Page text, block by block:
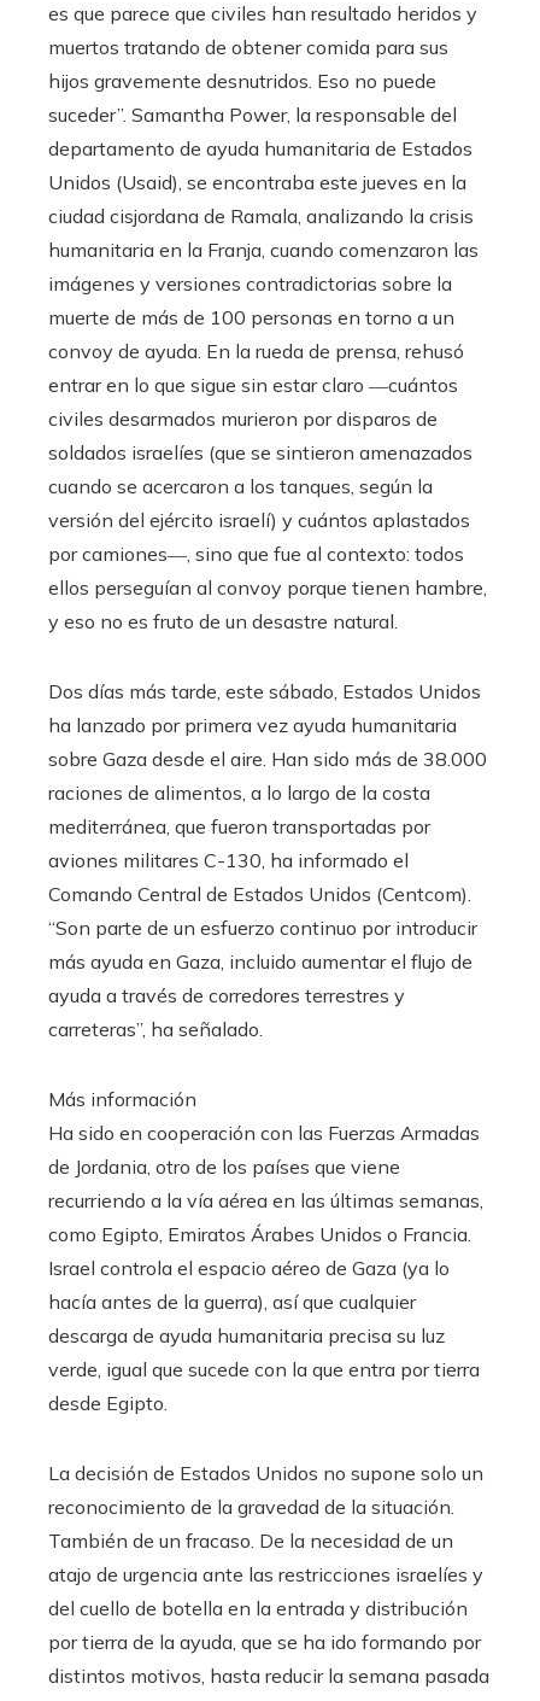
es que parece que civiles han resultado heridos y
muertos tratando de obtener comida para sus
hijos gravemente desnutridos. Eso no puede
suceder”. Samantha Power, la responsable del
departamento de ayuda humanitaria de Estados
Unidos (Usaid), se encontraba este jueves en la
ciudad cisjordana de Ramala, analizando la crisis
humanitaria en la Franja, cuando comenzaron las
imágenes y versiones contradictorias sobre la
muerte de más de 100 personas en torno a un
convoy de ayuda. En la rueda de prensa, rehusó
entrar en lo que sigue sin estar claro ―cuántos
civiles desarmados murieron por disparos de
soldados israelíes (que se sintieron amenazados
cuando se acercaron a los tanques, según la
versión del ejército israelí) y cuántos aplastados
por camiones―, sino que fue al contexto: todos
ellos perseguían al convoy porque tienen hambre,
y eso no es fruto de un desastre natural.
Dos días más tarde, este sábado, Estados Unidos
ha lanzado por primera vez ayuda humanitaria
sobre Gaza desde el aire. Han sido más de 38.000
raciones de alimentos, a lo largo de la costa
mediterránea, que fueron transportadas por
aviones militares C-130, ha informado el
Comando Central de Estados Unidos (Centcom).
“Son parte de un esfuerzo continuo por introducir
más ayuda en Gaza, incluido aumentar el flujo de
ayuda a través de corredores terrestres y
carreteras”, ha señalado.
Más información
Ha sido en cooperación con las Fuerzas Armadas
de Jordania, otro de los países que viene
recurriendo a la vía aérea en las últimas semanas,
como Egipto, Emiratos Árabes Unidos o Francia.
Israel controla el espacio aéreo de Gaza (ya lo
hacía antes de la guerra), así que cualquier
descarga de ayuda humanitaria precisa su luz
verde, igual que sucede con la que entra por tierra
desde Egipto.
La decisión de Estados Unidos no supone solo un
reconocimiento de la gravedad de la situación.
También de un fracaso. De la necesidad de un
atajo de urgencia ante las restricciones israelíes y
del cuello de botella en la entrada y distribución
por tierra de la ayuda, que se ha ido formando por
distintos motivos, hasta reducir la semana pasada